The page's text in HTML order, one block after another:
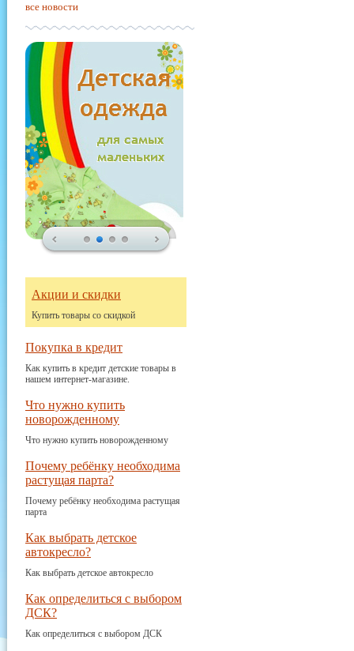
все новости
Акции и скидки
Купить товары со скидкой
Покупка в кредит
Как купить в кредит детские товары в
нашем интернет-магазине.
Что нужно купить
новорожденному
Что нужно купить новорожденному
Почему ребёнку необходима
растущая парта?
Почему ребёнку необходима растущая
парта
Как выбрать детское
автокресло?
Как выбрать детское автокресло
Как определиться с выбором
ДСК?
Как определиться с выбором ДСК